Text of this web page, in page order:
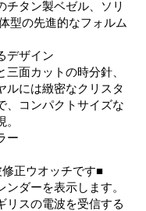
チタン製ベゼル、ソリ
型の先進的なフォルム
デザイン
面カットの時分針、
ルには緻密なクリスタ
、コンパクトサイズな
ー
正ウオッチです■
ダーを表示します。
リスの電波を受信する